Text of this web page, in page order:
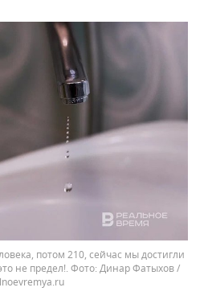
потом 210, сейчас мы достигли
не предел!.
Динар Фатыхов /